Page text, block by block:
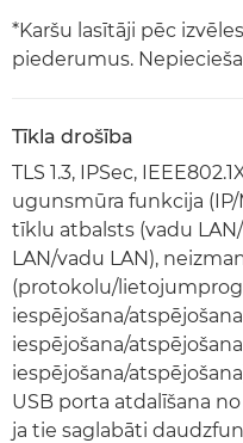
*Karšu lasītāji pēc
piederumus.
Tīkla drošība
TLS 1.3, IPSec,
ugunsmūra funkcija (IP/
tīklu atbalsts (vadu
LAN/vadu LAN),
(protokolu/
iespējošana/
iespējošana/
iespējošana/
USB porta atdalīšana
ja tie saglabāti